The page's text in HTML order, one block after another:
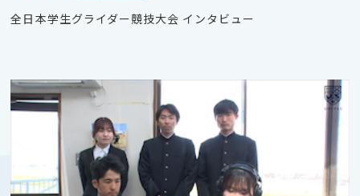
全日本学生グライダー競技大会 インタビュー